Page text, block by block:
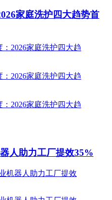
家庭洗护四大趋势首
人助力工厂提效35%